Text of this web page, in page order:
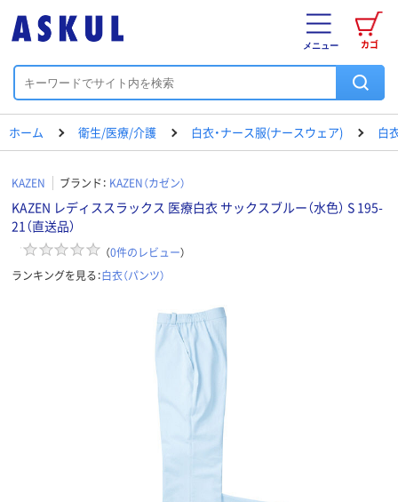
カゴ
メニュー
ホーム 衛生/医療/介護 白衣・ナース服(ナースウェア) 白
KAZEN ブランド： KAZEN（カゼン）
KAZEN レディススラックス 医療白衣 サックスブルー（水色） S 195-
21（直送品）
（0件のレビュー）
ランキングを見る：白衣（パンツ）